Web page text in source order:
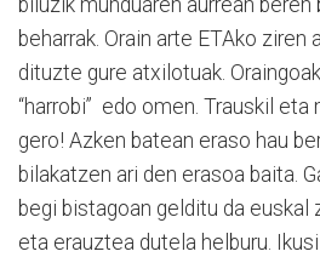
beharrak. Orain arte ETAko ziren
dituzte gure atxilotuak.
“harrobi” edo omen. Trauskil
gero! Azken batean eraso hau
bilakatzen ari den erasoa baita.
begi bistagoan gelditu da euskal
eta erauztea dutela helburu.